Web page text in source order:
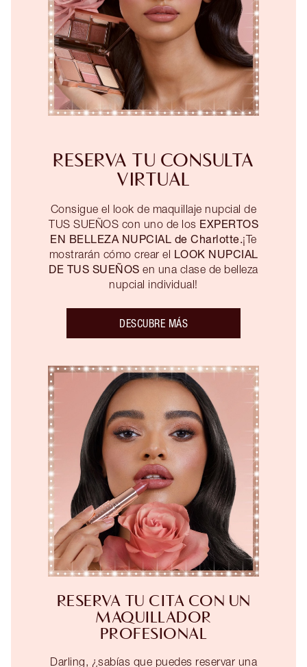
RESERVA TU CONSULTA
VIRTUAL
Consigue el look de maquillaje nupcial de
TUS SUEÑOS con uno de los EXPERTOS
EN BELLEZA NUPCIAL de Charlotte.¡Te
mostrarán cómo crear el LOOK NUPCIAL
DE TUS SUEÑOS en una clase de belleza
nupcial individual!
DESCUBRE MÁS
RESERVA TU CITA CON UN
MAQUILLADOR
PROFESIONAL
Darling, ¿sabías que puedes reservar una